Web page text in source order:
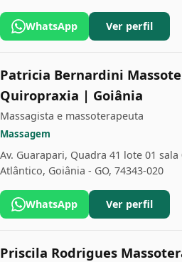
WhatsApp Ver perfil
Patricia Bernardini
Quiropraxia | Goiânia
Massagista e massoterapeuta
Massagem
Av. Guarapari, Quadra 41 lote 01
Atlântico, Goiânia - GO, 74343-020
WhatsApp Ver perfil
Priscila Rodrigues